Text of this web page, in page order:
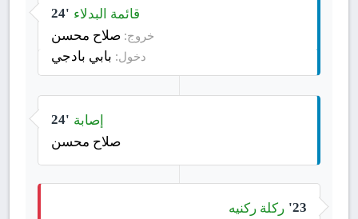
24' قائمة البدلاء
خروج: صلاح محسن
دخول: بابي بادجي
24' إصابة
صلاح محسن
23' ركلة ركنيه